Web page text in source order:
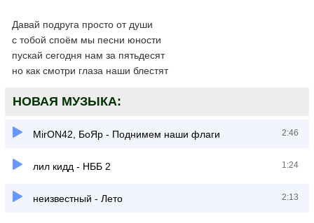
Давай подруга просто от души
с тобой споём мы песни юности
пускай сегодня нам за пятьдесят
но как смотри глаза наши блестят
НОВАЯ МУЗЫКА:
MirON42, БоЯр - Поднимем наши флаги 2:46
лил кидд - НББ 2 1:24
неизвестный - Лето 2:13